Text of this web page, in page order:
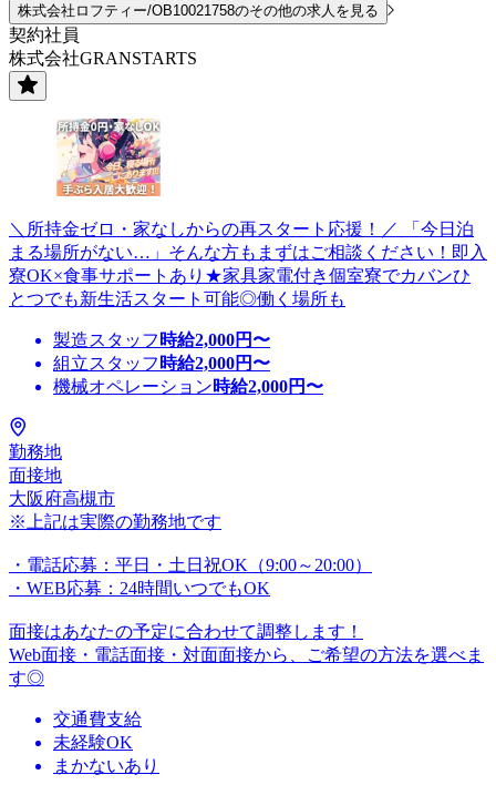
株式会社ロフティー/OB10021758のその他の求人を見る
契約社員
株式会社GRANSTARTS
＼所持金ゼロ・家なしからの再スタート応援！／ 「今日泊
まる場所がない…」そんな方もまずはご相談ください！即入
寮OK×食事サポートあり★家具家電付き個室寮でカバンひ
とつでも新生活スタート可能◎働く場所も
製造スタッフ 時給2,000円〜
組立スタッフ 時給2,000円〜
機械オペレーション時給2,000円〜
勤務地
面接地
大阪府高槻市
※上記は実際の勤務地です
・電話応募：平日・土日祝OK（9:00～20:00）
・WEB応募：24時間いつでもOK
面接はあなたの予定に合わせて調整します！
Web面接・電話面接・対面面接から、ご希望の方法を選べま
す◎
交通費支給
未経験OK
まかないあり